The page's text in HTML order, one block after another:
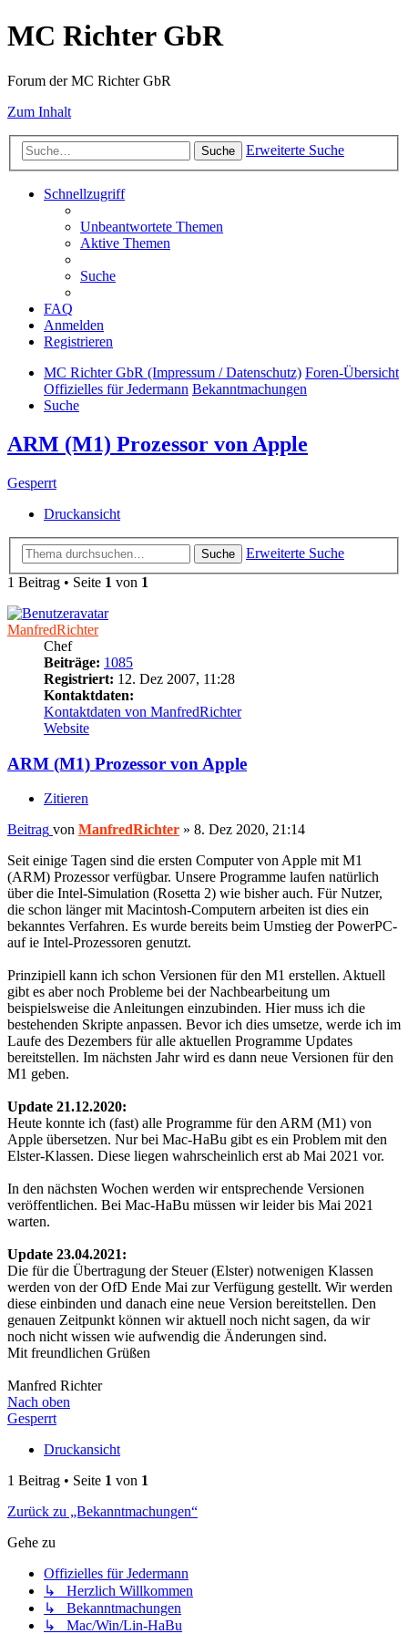
MC Richter GbR
Forum der MC Richter GbR
Zum Inhalt
Suche Erweiterte Suche
Schnellzugriff
Unbeantwortete Themen
Aktive Themen
Suche
FAQ
Anmelden
Registrieren
MC Richter GbR (Impressum / Datenschutz) Foren-Übersicht
Offizielles für Jedermann Bekanntmachungen
Suche
ARM (M1) Prozessor von Apple
Gesperrt
Druckansicht
Suche
Erweiterte Suche
1 Beitrag • Seite 1 von 1
ManfredRichter
Chef
Beiträge: 1085
Registriert: 12. Dez 2007, 11:28
Kontaktdaten:
Kontaktdaten von ManfredRichter
Website
ARM (M1) Prozessor von Apple
Zitieren
Beitrag von ManfredRichter » 8. Dez 2020, 21:14
Seit einige Tagen sind die ersten Computer von Apple mit M1
(ARM) Prozessor verfügbar. Unsere Programme laufen natürlich
über die Intel-Simulation (Rosetta 2) wie bisher auch. Für Nutzer,
die schon länger mit Macintosh-Computern arbeiten ist dies ein
bekanntes Verfahren. Es wurde bereits beim Umstieg der PowerPC-
auf ie Intel-Prozessoren genutzt.
Prinzipiell kann ich schon Versionen für den M1 erstellen. Aktuell
gibt es aber noch Probleme bei der Nachbearbeitung um
beispielsweise die Anleitungen einzubinden. Hier muss ich die
bestehenden Skripte anpassen. Bevor ich dies umsetze, werde ich im
Laufe des Dezembers für alle aktuellen Programme Updates
bereitstellen. Im nächsten Jahr wird es dann neue Versionen für den
M1 geben.
Update 21.12.2020:
Heute konnte ich (fast) alle Programme für den ARM (M1) von
Apple übersetzen. Nur bei Mac-HaBu gibt es ein Problem mit den
Elster-Klassen. Diese liegen wahrscheinlich erst ab Mai 2021 vor.
In den nächsten Wochen werden wir entsprechende Versionen
veröffentlichen. Bei Mac-HaBu müssen wir leider bis Mai 2021
warten.
Update 23.04.2021:
Die für die Übertragung der Steuer (Elster) notwenigen Klassen
werden von der OfD Ende Mai zur Verfügung gestellt. Wir werden
diese einbinden und danach eine neue Version bereitstellen. Den
genauen Zeitpunkt können wir aktuell noch nicht sagen, da wir
noch nicht wissen wie aufwendig die Änderungen sind.
Mit freundlichen Grüßen
Manfred Richter
Nach oben
Gesperrt
Druckansicht
1 Beitrag • Seite 1 von 1
Zurück zu „Bekanntmachungen“
Gehe zu
Offizielles für Jedermann
↳ Herzlich Willkommen
↳ Bekanntmachungen
↳ Mac/Win/Lin-HaBu